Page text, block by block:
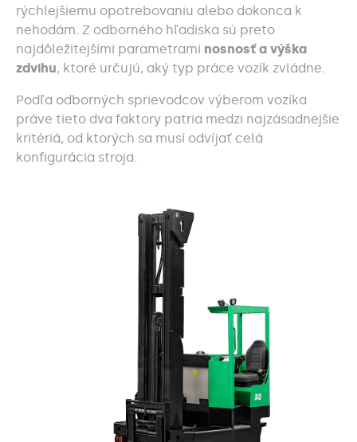
rýchlejšiemu opotrebovaniu alebo dokonca k
nehodám. Z odborného hľadiska sú preto
najdôležitejšími parametrami nosnosť a výška
zdvihu, ktoré určujú, aký typ práce vozík zvládne.
Podľa odborných sprievodcov výberom vozíka
práve tieto dva faktory patria medzi najzásadnejšie
kritériá, od ktorých sa musí odvíjať celá
konfigurácia stroja.